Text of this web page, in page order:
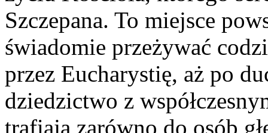
Szczepana. To miejsce
świadomie przeżywać
przez Eucharystię, aż po
dziedzictwo z
trafiają zarówno do osób